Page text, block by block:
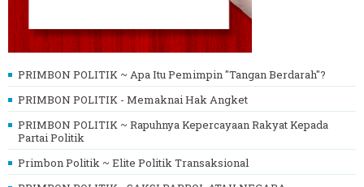
PRIMBON POLITIK ~ Apa Itu Pemimpin "Tangan Berdarah"?
PRIMBON POLITIK - Memaknai Hak Angket
PRIMBON POLITIK ~ Rapuhnya Kepercayaan Rakyat Kepada
Partai Politik
Primbon Politik ~ Elite Politik Transaksional